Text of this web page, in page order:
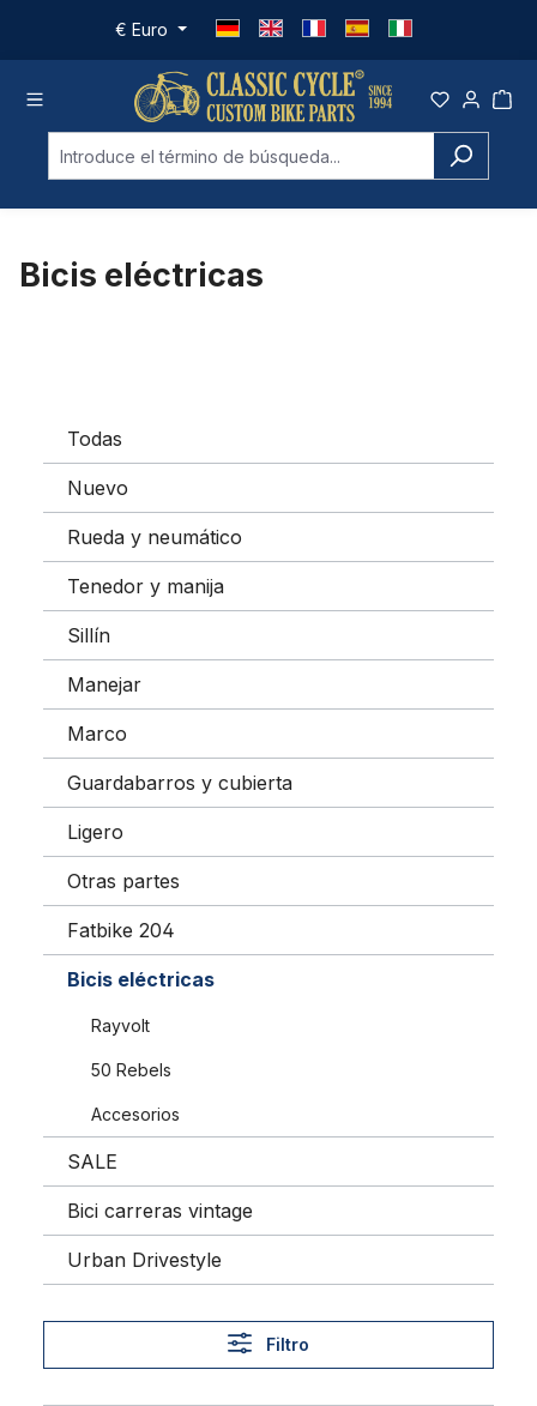
Saltar al contenido principal
€ Euro
Bicis eléctricas
Todas
Nuevo
Rueda y neumático
Tenedor y manija
Sillín
Manejar
Marco
Guardabarros y cubierta
Ligero
Otras partes
Fatbike 204
Bicis eléctricas
Rayvolt
50 Rebels
Accesorios
SALE
Bici carreras vintage
Urban Drivestyle
Filtro